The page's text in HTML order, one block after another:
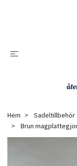
Hem Sadeltillbehör
Brun